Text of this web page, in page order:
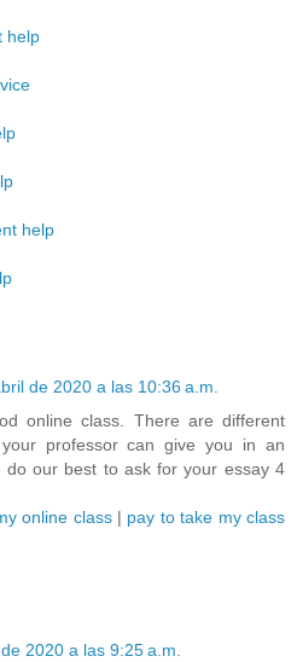
help
help
de 2020 a las 10:36 a.m.
online class. There are different
professor can give you in an
do our best to ask for your essay 4
online class| pay to take my class
2020 a las 9:25 a.m.